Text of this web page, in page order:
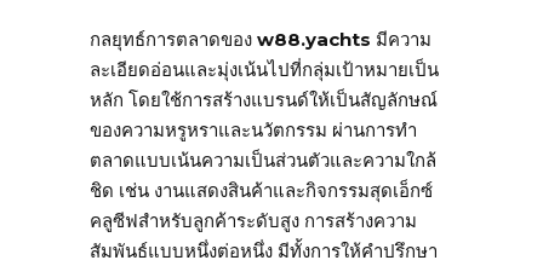
กลยุทธ์การตลาดของ w88.yachts มีความ
ละเอียดอ่อนและมุ่งเน้นไปที่กลุ่มเป้าหมายเป็น
หลัก โดยใช้การสร้างแบรนด์ให้เป็นสัญลักษณ์
ของความหรูหราและนวัตกรรม ผ่านการทำ
ตลาดแบบเน้นความเป็นส่วนตัวและความใกล้
ชิด เช่น งานแสดงสินค้าและกิจกรรมสุดเอ็กซ์
คลูซีฟสำหรับลูกค้าระดับสูง การสร้างความ
สัมพันธ์แบบหนึ่งต่อหนึ่ง มีทั้งการให้คำปรึกษา